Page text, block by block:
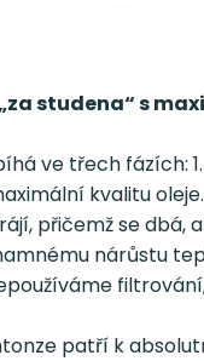
studena“ s
ve třech fázích:
kvalitu
přičemž se dbá,
nárůstu
patří k